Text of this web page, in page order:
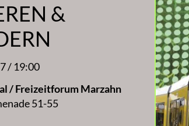
&
/ 19:00
/ Freizeitforum Marzahn
51-55